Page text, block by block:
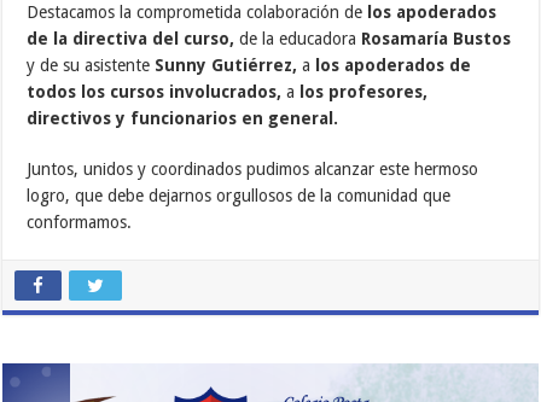
Destacamos la comprometida colaboración de los apoderados
de la directiva del curso, de la educadora Rosamaría Bustos
y de su asistente Sunny Gutiérrez, a los apoderados de
todos los cursos involucrados, a
los profesores,
directivos y funcionarios en general.
Juntos, unidos y coordinados pudimos alcanzar este hermoso
logro, que debe dejarnos orgullosos de la comunidad que
conformamos.